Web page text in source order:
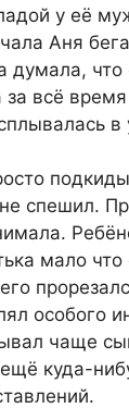
у её
Аня
что
всё
в
спешил.
мало
особого
чаще
куда-